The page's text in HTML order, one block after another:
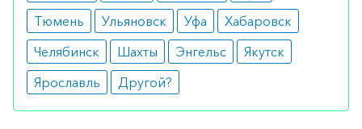
Вы можете заказать препарат с доставкой в
аптеку-партнёра в вашем городе. Для этого Вы
можете оформить бронирование на сайте или
заказать по телефону8 800 301 52 86
Тюмень
Ульяновск Уфа
Хабаровск
Челябинск
Шахты Энгельс
Якутск
Ярославль
Другой?